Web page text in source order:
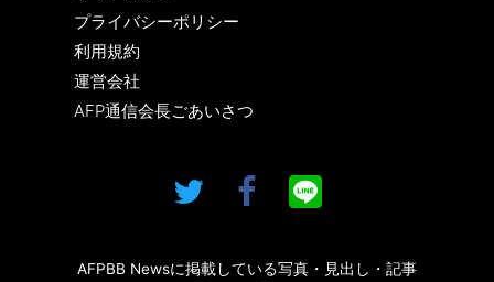
プライバシーポリシー
利用規約
運営会社
AFP通信会長ごあいさつ
AFPBB Newsに掲載している写真・見出し・記事